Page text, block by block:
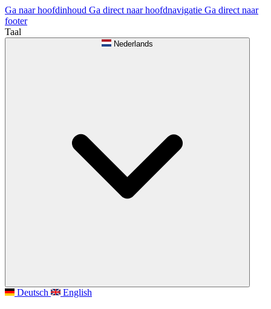
Ga naar hoofdinhoud Ga direct naar hoofdnavigatie Ga direct naar
footer
Taal
Nederlands
Deutsch English